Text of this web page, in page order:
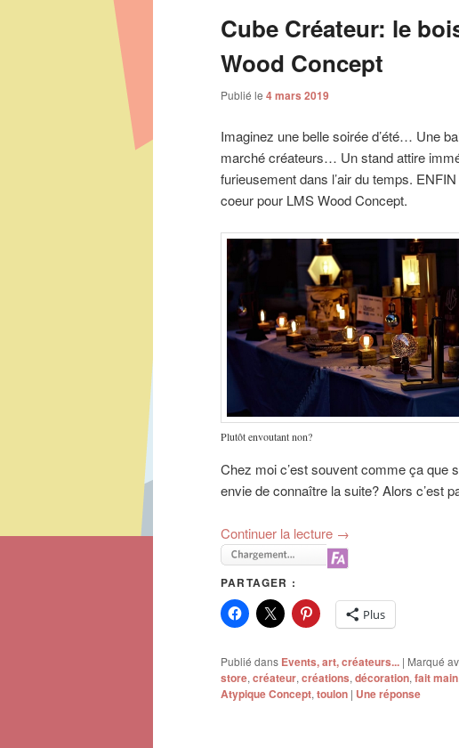
Cube Créateur: le
Wood Concept
Publié le 4 mars 2019
Imaginez une belle soirée d’été… Une
marché créateurs… Un stand attire
furieusement dans l’air du temps.
coeur pour LMS Wood Concept.
Plutôt envoutant non?
Chez moi c’est souvent comme ça que
envie de connaître la suite? Alors c’est
Continuer la lecture →
PARTAGER :
Plus
Publié dans Events, art, créateurs... | Marqué
store, créateur, créations, décoration, fait main
Atypique Concept, toulon | Uneréponse